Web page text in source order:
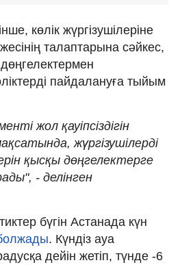
көлік жүргізушілеріне
талаптарына сәйкес,
пайдалануға тыйым
жол қауіпсіздігін
жүргізушілерді
қысқы дөңгелектерге
- делінген
бүгін Астанада күн
. Күндіз ауа
дейін жетіп, түнде -6